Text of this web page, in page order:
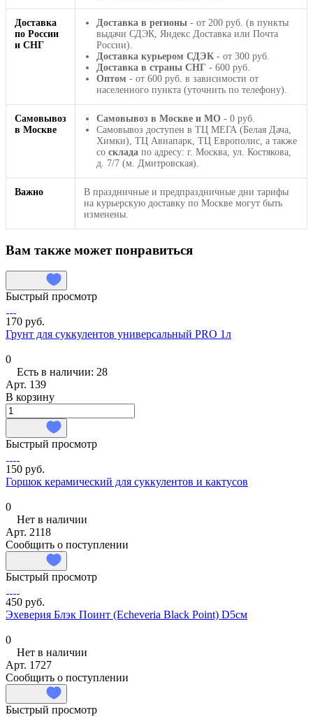
Доставка
по России
и СНГ
Доставка в регионы - от 200 руб. (в пункты
выдачи СДЭК, Яндекс Доставка или Почта
России).
Доставка курьером СДЭК - от 300 руб.
Доставка в страны СНГ - 600 руб.
Оптом - от 600 руб. в зависимости от
населенного пункта (уточнить по телефону).
Самовывоз
в Москве
Самовывоз в Москве и МО - 0 руб.
Самовывоз доступен в ТЦ МЕГА (Белая Дача,
Химки), ТЦ Авиапарк, ТЦ Европолис, а также
со склада по адресу: г. Москва, ул. Костякова,
д. 7/7 (м. Дмитровская).
Важно
В праздничные и предпраздничные дни тарифы
на курьерскую доставку по Москве могут быть
изменены.
Вам также может понравиться
Быстрый просмотр
170 руб.
Грунт для суккулентов универсальный PRO 1л
0
Есть в наличии: 28
Арт. 139
В корзину
Быстрый просмотр
150 руб.
Горшок керамический для суккулентов и кактусов
0
Нет в наличии
Арт. 2118
Сообщить о поступлении
Быстрый просмотр
450 руб.
Эхеверия Блэк Поинт (Echeveria Black Point) D5см
0
Нет в наличии
Арт. 1727
Сообщить о поступлении
Быстрый просмотр